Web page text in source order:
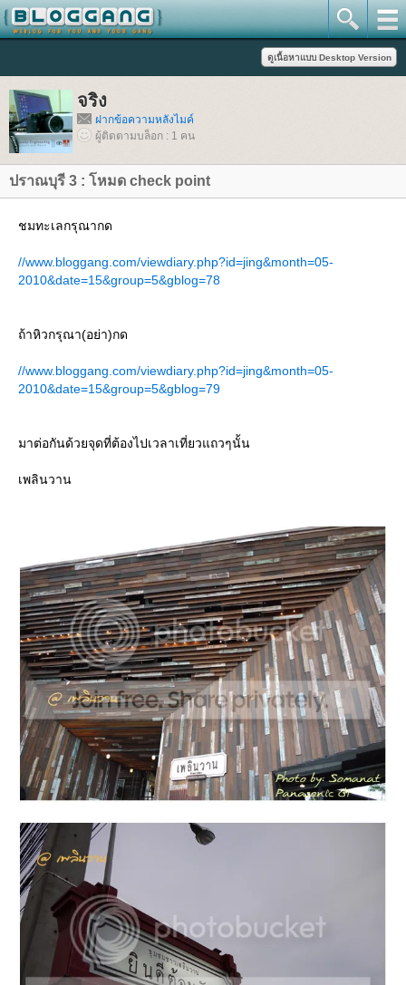
จริง
ฝากข้อความหลังไมค์
ผู้ติดตามบล็อก : 1 คน
ปราณบุรี 3 : โหมด check point
ชมทะเลกรุณากด
//www.bloggang.com/viewdiary.php?id=jing&month=05-
2010&date=15&group=5&gblog=78
ถ้าหิวกรุณา(อย่า)กด
//www.bloggang.com/viewdiary.php?id=jing&month=05-
2010&date=15&group=5&gblog=79
มาต่อกันด้วยจุดที่ต้องไปเวลาเที่ยวแถวๆนั้น
เพลินวาน